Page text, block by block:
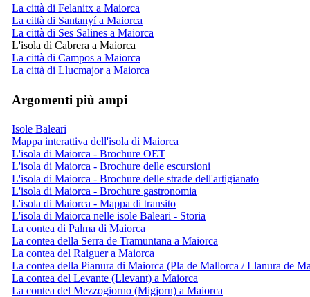
La città di Felanitx a Maiorca
La città di Santanyí a Maiorca
La città di Ses Salines a Maiorca
L'isola di Cabrera a Maiorca
La città di Campos a Maiorca
La città di Llucmajor a Maiorca
Argomenti più ampi
Isole Baleari
Mappa interattiva dell'isola di Maiorca
L'isola di Maiorca - Brochure OET
L'isola di Maiorca - Brochure delle escursioni
L'isola di Maiorca - Brochure delle strade dell'artigianato
L'isola di Maiorca - Brochure gastronomia
L'isola di Maiorca - Mappa di transito
L'isola di Maiorca nelle isole Baleari - Storia
La contea di Palma di Maiorca
La contea della Serra de Tramuntana a Maiorca
La contea del Raiguer a Maiorca
La contea della Pianura di Maiorca (Pla de Mallorca / Llanura de
La contea del Levante (Llevant) a Maiorca
La contea del Mezzogiorno (Migjorn) a Maiorca